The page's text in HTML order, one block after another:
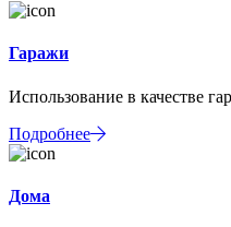
Гаражи
Использование в качестве
Подробнее
Дома